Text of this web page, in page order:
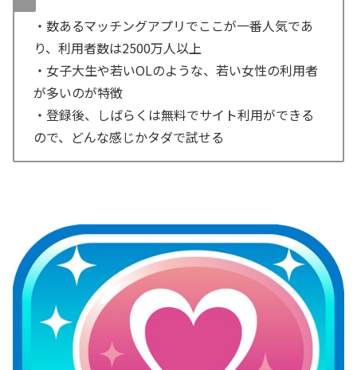
・数あるマッチングアプリでここが一番人気であ
り、利用者数は2500万人以上
・女子大生や若いOLのような、若い女性の利用者
が多いのが特徴
・登録後、しばらくは無料でサイト利用ができる
ので、どんな感じかタダで試せる